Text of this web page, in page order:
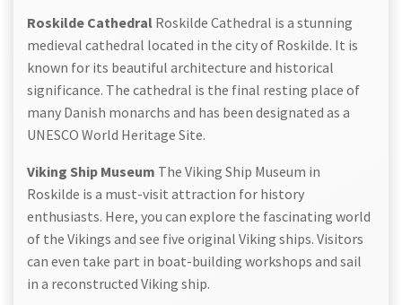
Roskilde Cathedral Roskilde Cathedral is a stunning
medieval cathedral located in the city of Roskilde. It is
known for its beautiful architecture and historical
significance. The cathedral is the final resting place of
many Danish monarchs and has been designated as a
UNESCO World Heritage Site.
Viking Ship Museum The Viking Ship Museum in
Roskilde is a must-visit attraction for history
enthusiasts. Here, you can explore the fascinating world
of the Vikings and see five original Viking ships. Visitors
can even take part in boat-building workshops and sail
in a reconstructed Viking ship.